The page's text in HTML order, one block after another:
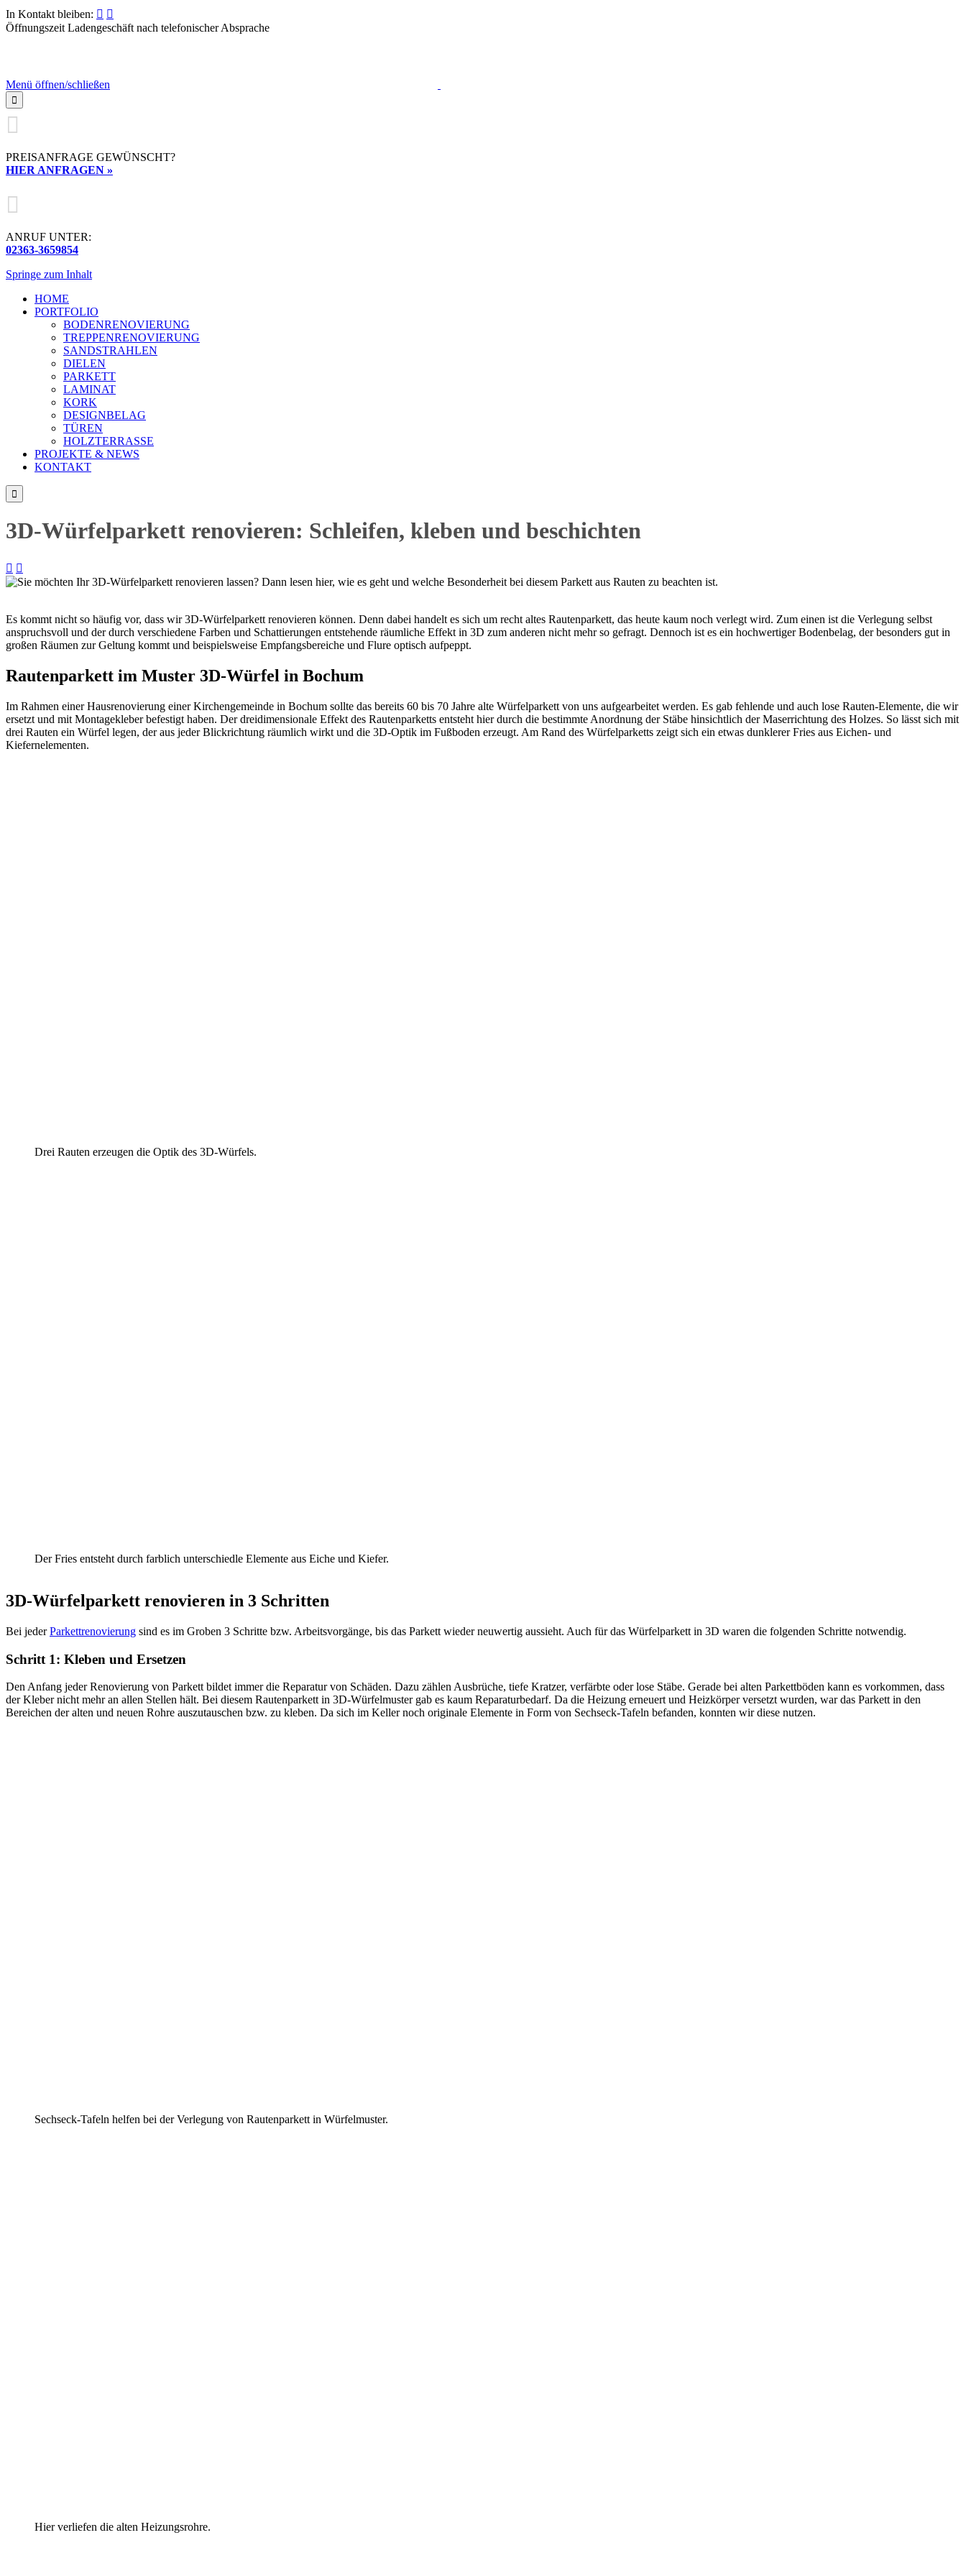
In Kontakt bleiben:  
Öffnungszeit Ladengeschäft nach telefonischer Absprache
Menü öffnen/schließen


PREISANFRAGE GEWÜNSCHT?
HIER ANFRAGEN »

ANRUF UNTER:
02363-3659854
Springe zum Inhalt
HOME
PORTFOLIO
BODENRENOVIERUNG
TREPPENRENOVIERUNG
SANDSTRAHLEN
DIELEN
PARKETT
LAMINAT
KORK
DESIGNBELAG
TÜREN
HOLZTERRASSE
PROJEKTE & NEWS
KONTAKT

3D-Würfelparkett renovieren: Schleifen, kleben und beschichten
 
Es kommt nicht so häufig vor, dass wir 3D-Würfelparkett renovieren können. Denn dabei handelt es sich um recht altes Rautenparkett, das heute kaum noch verlegt wird. Zum einen ist die Verlegung selbst
anspruchsvoll und der durch verschiedene Farben und Schattierungen entstehende räumliche Effekt in 3D zum anderen nicht mehr so gefragt. Dennoch ist es ein hochwertiger Bodenbelag, der besonders gut in
großen Räumen zur Geltung kommt und beispielsweise Empfangsbereiche und Flure optisch aufpeppt.
Rautenparkett im Muster 3D-Würfel in Bochum
Im Rahmen einer Hausrenovierung einer Kirchengemeinde in Bochum sollte das bereits 60 bis 70 Jahre alte Würfelparkett von uns aufgearbeitet werden. Es gab fehlende und auch lose Rauten-Elemente, die wir
ersetzt und mit Montagekleber befestigt haben. Der dreidimensionale Effekt des Rautenparketts entsteht hier durch die bestimmte Anordnung der Stäbe hinsichtlich der Maserrichtung des Holzes. So lässt sich mit
drei Rauten ein Würfel legen, der aus jeder Blickrichtung räumlich wirkt und die 3D-Optik im Fußboden erzeugt. Am Rand des Würfelparketts zeigt sich ein etwas dunklerer Fries aus Eichen- und
Kiefernelementen.
Drei Rauten erzeugen die Optik des 3D-Würfels.
Der Fries entsteht durch farblich unterschiedle Elemente aus Eiche und Kiefer.
3D-Würfelparkett renovieren in 3 Schritten
Bei jederParkettrenovierung sind es im Groben 3 Schritte bzw. Arbeitsvorgänge, bis das Parkett wieder neuwertig aussieht. Auch für das Würfelparkett in 3D waren die folgenden Schritte notwendig.
Schritt 1: Kleben und Ersetzen
Den Anfang jeder Renovierung von Parkett bildet immer die Reparatur von Schäden. Dazu zählen Ausbrüche, tiefe Kratzer, verfärbte oder lose Stäbe. Gerade bei alten Parkettböden kann es vorkommen, dass
der Kleber nicht mehr an allen Stellen hält. Bei diesem Rautenparkett in 3D-Würfelmuster gab es kaum Reparaturbedarf. Da die Heizung erneuert und Heizkörper versetzt wurden, war das Parkett in den
Bereichen der alten und neuen Rohre auszutauschen bzw. zu kleben. Da sich im Keller noch originale Elemente in Form von Sechseck-Tafeln befanden, konnten wir diese nutzen.
Sechseck-Tafeln helfen bei der Verlegung von Rautenparkett in Würfelmuster.
Hier verliefen die alten Heizungsrohre.